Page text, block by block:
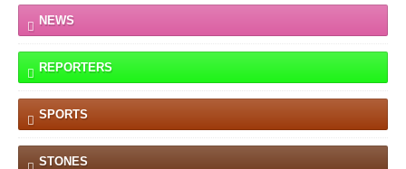
NEWS
REPORTERS
SPORTS
STONES